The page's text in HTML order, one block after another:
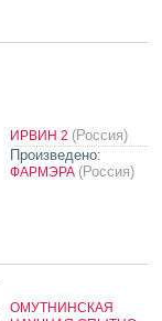
ИРВИН 2 (Россия)
Произведено:
ФАРМЭРА (Россия)
ОМУТНИНСКАЯ